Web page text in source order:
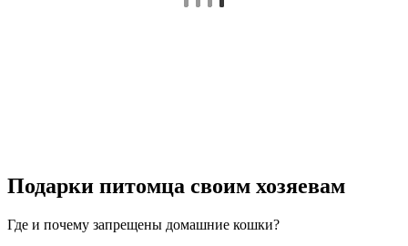
Подарки питомца своим хозяевам
Где и почему запрещены домашние кошки?